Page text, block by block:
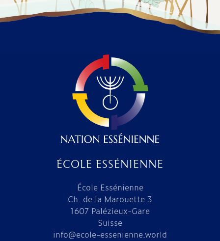
ÉCOLE ESSÉNIENNE
École Essénienne
Ch. de la Marouette 3
1607 Palézieux-Gare
Suisse
info@ecole-essenienne.world